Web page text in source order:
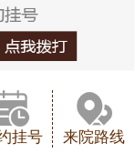
挂号 来院路线